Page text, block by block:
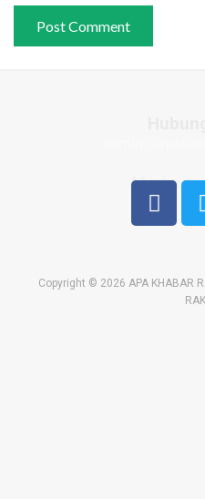
Media
Copyright © 2026 APA KHABAR